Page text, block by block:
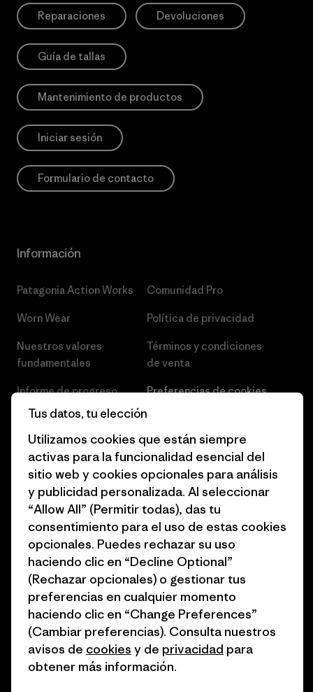
Reparaciones Devoluciones
Guía de tallas
Mantenimiento de productos
Iniciar sesión
Formulario de contacto
Información
Patagonia Action Works
Worn Wear
Nuestros valores
fundamentales
Informe de progreso
Business Unusual
Objetivos climáticos
1% for the Planet
Cómo financiamos
Tarjetas regalo
Encuentra una tienda
Comunidad Pro
Política de privacidad
Términos y condiciones
de venta
Preferencias de cookies
Empleo
Prensa
Programa para profesionales
del sector
Programa de afiliados
Mapa del sitio Patagonia
España
© 2026 Patagonia, Inc. Todos los derechos reservados.
Tus datos, tu elección
Utilizamos cookies que están siempre
activas para la funcionalidad esencial del
sitio web y cookies opcionales para análisis
y publicidad personalizada. Al seleccionar
“Allow All” (Permitir todas), das tu
consentimiento para el uso de estas cookies
opcionales. Puedes rechazar su uso
haciendo clic en “Decline Optional”
(Rechazar opcionales) o gestionar tus
preferencias en cualquier momento
haciendo clic en “Change Preferences”
(Cambiar preferencias). Consulta nuestros
avisos de cookies y de privacidad para
obtener más información.